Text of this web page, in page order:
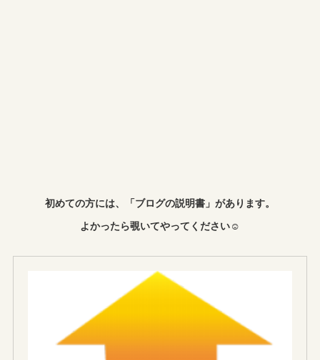
初めての方には、「ブログの説明書」があります。
よかったら覗いてやってください☺︎